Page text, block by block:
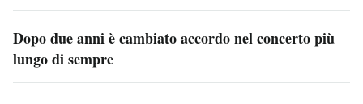
Dopo due anni è cambiato accordo nel concerto più
lungo di sempre